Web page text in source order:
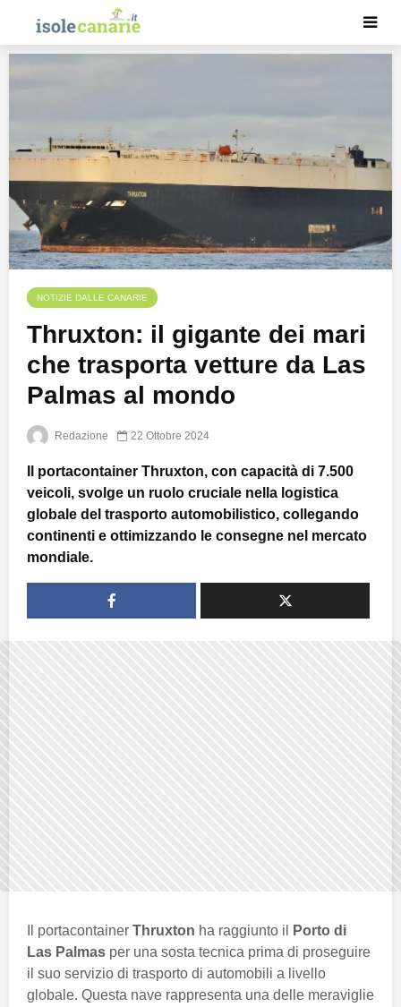
NOTIZIE DALLE CANARIE
Thruxton: il gigante dei mari
che trasporta vetture da Las
Palmas al mondo
Redazione 22 Ottobre 2024
Il portacontainer Thruxton, con capacità di 7.500
veicoli, svolge un ruolo cruciale nella logistica
globale del trasporto automobilistico, collegando
continenti e ottimizzando le consegne nel mercato
mondiale.
Il portacontainer Thruxton ha raggiunto il
Porto di
Las Palmas per una sosta tecnica prima di proseguire
il suo servizio di trasporto di automobili a livello
globale. Questa nave rappresenta una delle meraviglie